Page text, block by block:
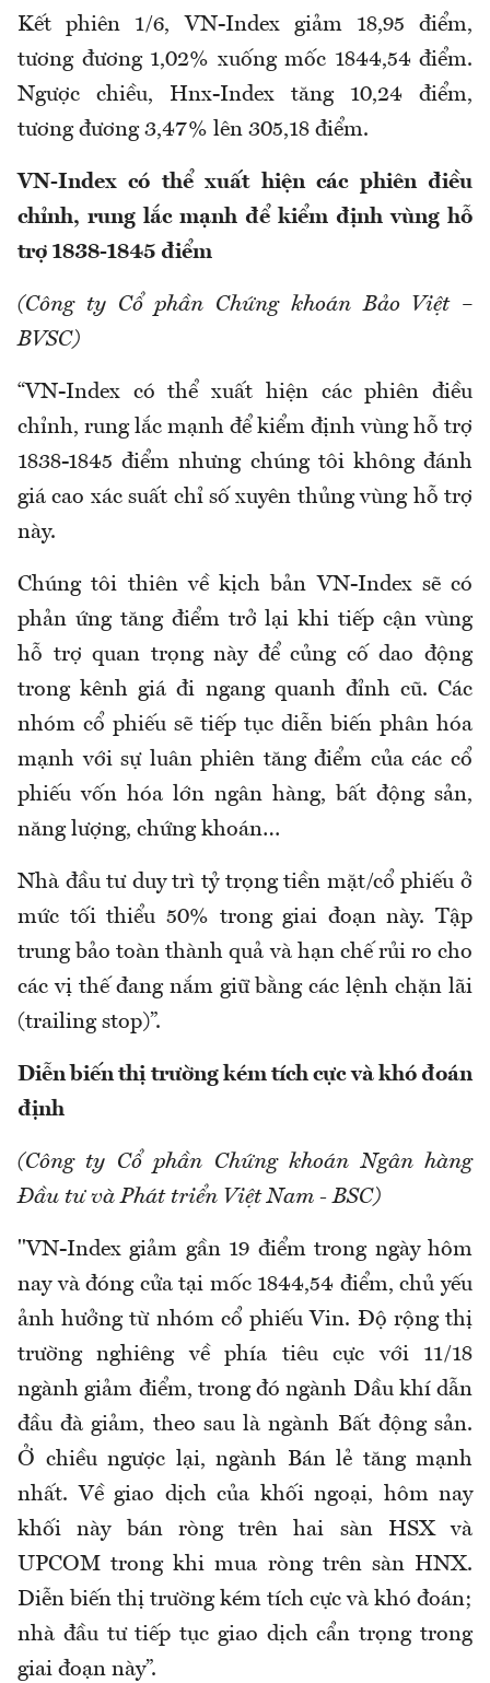
Kết phiên 1/6, VN-Index giảm 18,95 điểm,
tương đương 1,02% xuống mốc 1844,54 điểm.
Ngược chiều, Hnx-Index tăng 10,24 điểm,
tương đương 3,47% lên 305,18 điểm.
VN-Index có thể xuất hiện các phiên điều
chỉnh, rung lắc mạnh để kiểm định vùng hỗ
trợ 1838-1845 điểm
(Công ty Cổ phần Chứng khoán Bảo Việt –
BVSC)
“VN-Index có thể xuất hiện các phiên điều
chỉnh, rung lắc mạnh để kiểm định vùng hỗ trợ
1838-1845 điểm nhưng chúng tôi không đánh
giá cao xác suất chỉ số xuyên thủng vùng hỗ trợ
này.
Chúng tôi thiên về kịch bản VN-Index sẽ có
phản ứng tăng điểm trở lại khi tiếp cận vùng
hỗ trợ quan trọng này để củng cố dao động
trong kênh giá đi ngang quanh đỉnh cũ. Các
nhóm cổ phiếu sẽ tiếp tục diễn biến phân hóa
mạnh với sự luân phiên tăng điểm của các cổ
phiếu vốn hóa lớn ngân hàng, bất động sản,
năng lượng, chứng khoán…
Nhà đầu tư duy trì tỷ trọng tiền mặt/cổ phiếu ở
mức tối thiểu 50% trong giai đoạn này. Tập
trung bảo toàn thành quả và hạn chế rủi ro cho
các vị thế đang nắm giữ bằng các lệnh chặn lãi
(trailing stop)”.
Diễn biến thị trường kém tích cực và khó đoán
định
(Công ty Cổ phần Chứng khoán Ngân hàng
Đầu tư và Phát triển Việt Nam - BSC)
"VN-Index giảm gần 19 điểm trong ngày hôm
nay và đóng cửa tại mốc 1844,54 điểm, chủ yếu
ảnh hưởng từ nhóm cổ phiếu Vin. Độ rộng thị
trường nghiêng về phía tiêu cực với 11/18
ngành giảm điểm, trong đó ngành Dầu khí dẫn
đầu đà giảm, theo sau là ngành Bất động sản.
Ở chiều ngược lại, ngành Bán lẻ tăng mạnh
nhất. Về giao dịch của khối ngoại, hôm nay
khối này bán ròng trên hai sàn HSX và
UPCOM trong khi mua ròng trên sàn HNX.
Diễn biến thị trường kém tích cực và khó đoán;
nhà đầu tư tiếp tục giao dịch cẩn trọng trong
giai đoạn này”.